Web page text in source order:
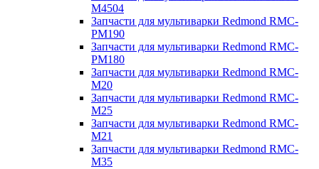
M4504
Запчасти для мультиварки Redmond RMC-
PM190
Запчасти для мультиварки Redmond RMC-
PM180
Запчасти для мультиварки Redmond RMC-
M20
Запчасти для мультиварки Redmond RMC-
M25
Запчасти для мультиварки Redmond RMC-
M21
Запчасти для мультиварки Redmond RMC-
M35